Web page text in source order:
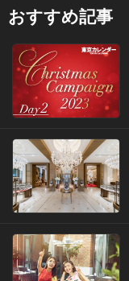
おすすめ記事